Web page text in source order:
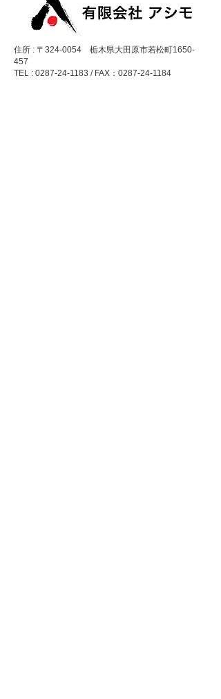
住所 : 〒324-0054 栃木県大田原市若松町1650-
457
TEL : 0287-24-1183 / FAX：0287-24-1184